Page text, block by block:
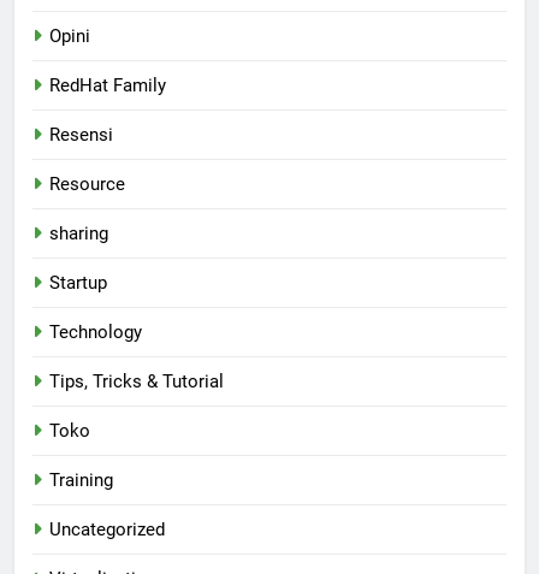
Opini
RedHat Family
Resensi
Resource
sharing
Startup
Technology
Tips, Tricks & Tutorial
Toko
Training
Uncategorized